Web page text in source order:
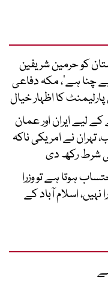
کو حرمین شریفین
چنا ہے‘، مکہ دفاعی
کا اظہار خیال
کے لیے ایران اور عمان
نے امریکی ناکہ
شرط رکھ دی
ہوتا ہے تو وزرا
نہیں، اسلام آباد کے